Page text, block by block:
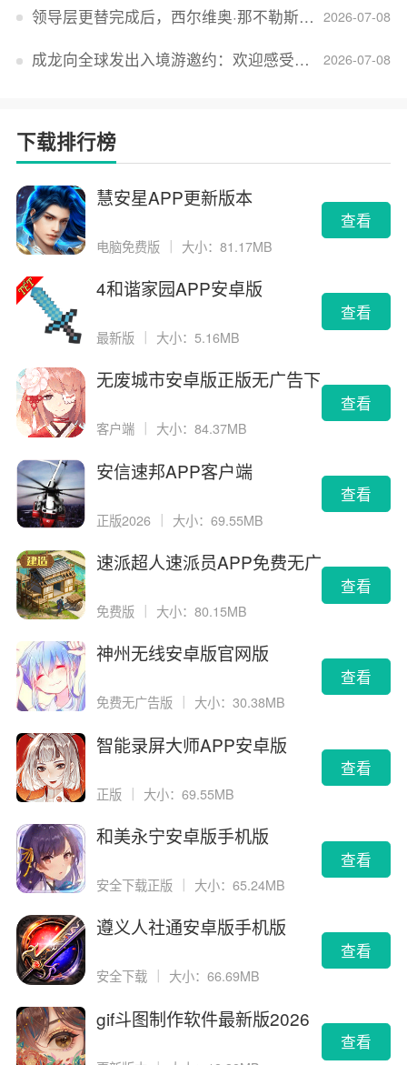
2026-07-08
领导层更替完成后，西尔维奥·那不勒斯出任Lucid首席执行官
2026-07-08
成龙向全球发出入境游邀约：欢迎感受无滤镜的真实中国
下载排行榜
慧安星APP更新版本
电脑免费版 ｜ 大小：81.17MB
查看
4和谐家园APP安卓版
最新版 大小：5.16MB
查看
无废城市安卓版正版无广告下
客户端 大小：84.37MB
查看
安信速邦APP客户端
正版2026 ｜ 大小：69.55MB
查看
速派超人速派员APP免费无广
免费版 大小：80.15MB
查看
神州无线安卓版官网版
免费无广告版 大小：30.38MB
查看
智能录屏大师APP安卓版
正版 ｜ 大小：69.55MB
查看
和美永宁安卓版手机版
安全下载正版 大小：65.24MB
查看
遵义人社通安卓版手机版
安全下载 大小：66.69MB
查看
gif斗图制作软件最新版2026
查看